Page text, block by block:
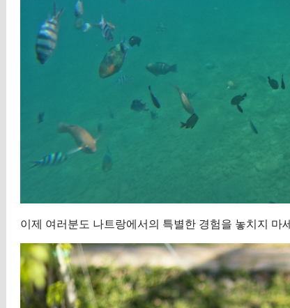
이제 여러분도 나트랑에서의 특별한 경험을 놓치지 마